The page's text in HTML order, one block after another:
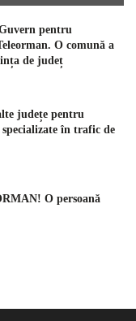
pentru
O comună a
de județ
județe pentru
în trafic de
O persoană